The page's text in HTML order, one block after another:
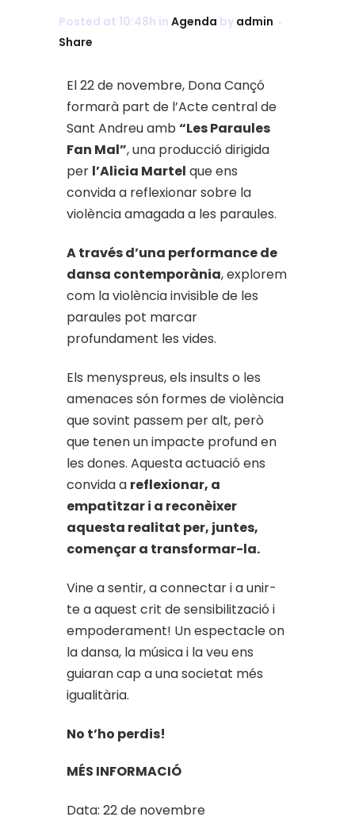
Posted at 10:48h in Agenda by admin
Share
El 22 de novembre, Dona Cançó
formarà part de l’Acte central de
Sant Andreu amb “Les Paraules
Fan Mal”, una producció dirigida
per l’Alicia Martel que ens
convida a reflexionar sobre la
violència amagada a les paraules.
A través d’una performance de
dansa contemporània, explorem
com la violència invisible de les
paraules pot marcar
profundament les vides.
Els menyspreus, els insults o les
amenaces són formes de violència
que sovint passem per alt, però
que tenen un impacte profund en
les dones. Aquesta actuació ens
convida a reflexionar, a
empatitzar i a reconèixer
aquesta realitat per, juntes,
començar a transformar-la.
Vine a sentir, a connectar i a unir-
te a aquest crit de sensibilització i
empoderament! Un espectacle on
la dansa, la música i la veu ens
guiaran cap a una societat més
igualitària.
No t’ho perdis!
MÉS INFORMACIÓ
Data: 22 de novembre